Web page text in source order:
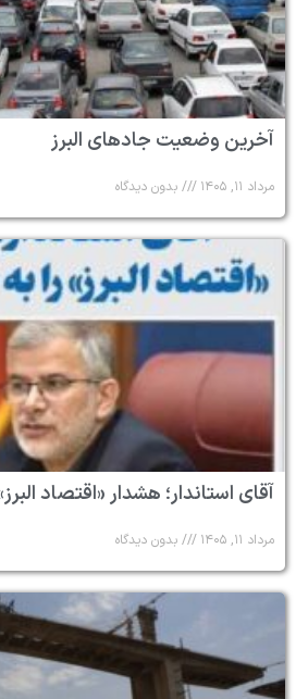
آخرین وضعیت جادهای البرز
مرداد ۱۱, ۱۴۰۵ بدون دیدگاه
آقای استاندار؛ هشدار «اقتصاد
مرداد ۱۱, ۱۴۰۵ بدون دیدگاه